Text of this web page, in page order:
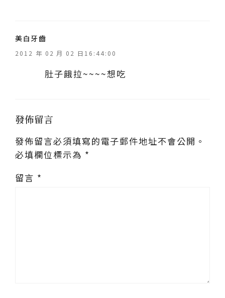
美白牙齒
示
2012 年 02 月 02 日16:44:00
肚子餓拉~~~~想吃
發佈留言
發佈留言必須填寫的電子郵件地址不會公開。
必填欄位標示為 *
留言 *